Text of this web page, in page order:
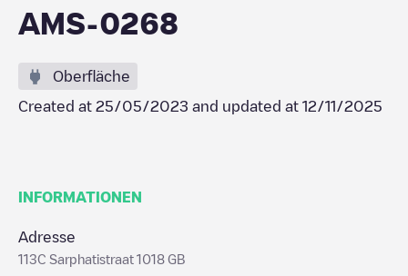
AMS-0268
Oberfläche
Created at 25/05/2023 and updated at 12/11/2025
INFORMATIONEN
Adresse
113C Sarphatistraat 1018 GB